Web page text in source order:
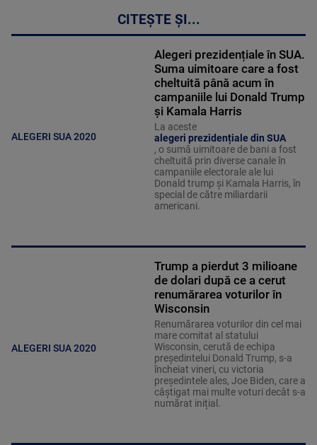
CITEȘTE ȘI...
ALEGERI SUA 2020
Alegeri prezidențiale în SUA.
Suma uimitoare care a fost
cheltuită până acum în
campaniile lui Donald Trump
și Kamala Harris
La aceste
alegeri prezidențiale din SUA
, o sumă uimitoare de bani a fost
cheltuită prin diverse canale în
campaniile electorale ale lui
Donald trump și Kamala Harris, în
special de către miliardarii
americani.
ALEGERI SUA 2020
Trump a pierdut 3 milioane
de dolari după ce a cerut
renumărarea voturilor în
Wisconsin
Renumărarea voturilor din cel mai
mare comitat al statului
Wisconsin, cerută de echipa
președintelui Donald Trump, s-a
încheiat vineri, cu victoria
președintele ales, Joe Biden, care a
câștigat mai multe voturi decât s-a
numărat inițial.